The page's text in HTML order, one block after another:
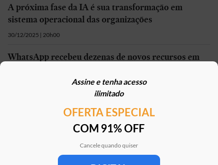
Assine e tenha acesso
ilimitado
OFERTA ESPECIAL
COM 91% OFF
Cancele quando quiser
A próxima fase da IA é sua transformação em
sistema operacional das organizações
30/12/2025 | 20h00
WhatsApp recebeu dezenas de novos recursos em